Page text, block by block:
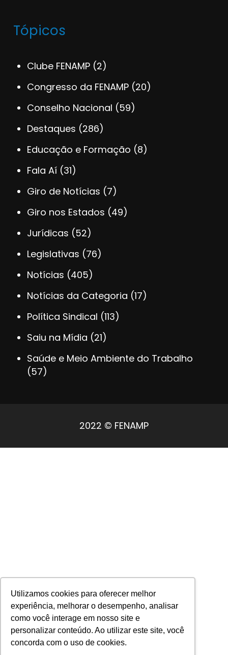
Utilizamos cookies para oferecer melhor
experiência, melhorar o desempenho, analisar
como você interage em nosso site e
personalizar conteúdo. Ao utilizar este site, você
concorda com o uso de cookies.
Tópicos
Clube FENAMP (2)
Congresso da FENAMP (20)
Conselho Nacional (59)
Destaques (286)
Educação e Formação (8)
Fala Aí (31)
Giro de Notícias (7)
Giro nos Estados (49)
Jurídicas (52)
Legislativas (76)
Notícias (405)
Notícias da Categoria (17)
Política Sindical (113)
Saiu na Mídia (21)
Saúde e Meio Ambiente do Trabalho
(57)
2022 © FENAMP